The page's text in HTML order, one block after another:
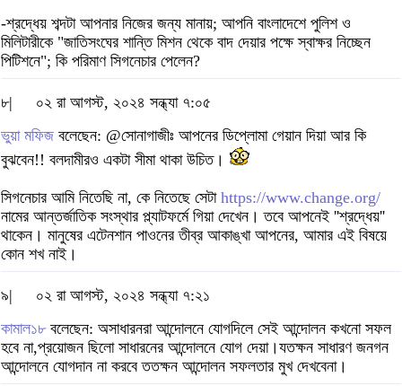
-শ্রদ্ধেয় শব্দটা আপনার নিজের জন্য মানায়; আপনি বাংলাদেশে পুলিশ ও
মিলিটারীকে "জাতিসংঘের শান্তি মিশন থেকে বাদ দেয়ার পক্ষে স্বাক্ষর নিচ্ছেন
পিটিশনে"; কি পরিমাণ সিগনেচার পেলেন?
৮|
০২ রা আগস্ট, ২০২৪ সন্ধ্যা ৭:০৫
ভুয়া মফিজ বলেছেন: @সোনাগাজীঃ আপনের ডিপ্লোমা গেয়ান দিয়া আর কি
বুঝবেন!! বলদামীরও একটা সীমা থাকা উচিত।
সিগনেচার আমি নিতেছি না, কে নিতেছে সেটা https://www.change.org/
নামের আন্তর্জাতিক সংস্থার প্ল্যাটফর্মে গিয়া দেখেন। তবে আপনেই ''শ্রদ্ধেয়''
থাকেন। মানুষের এটেনশান পাওনের তীব্র আকাঙ্খা আপনের, আমার এই বিষয়ে
কোন শখ নাই।
৯|
০২ রা আগস্ট, ২০২৪ সন্ধ্যা ৭:২১
কামাল১৮বলেছেন: অসাধারনরা আন্দোলনে যোগদিলে সেই আন্দোলন কখনো সফল
হবে না,প্রয়োজন ছিলো সাধারনের আন্দোলনে যোগ দেয়া।যতক্ষন সাধারণ জনগন
আন্দোলনে যোগদান না করবে ততক্ষন আন্দোলন সফলতার মুখ দেখবেনা।